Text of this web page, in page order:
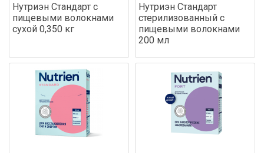
Нутриэн Стандарт с
пищевыми волокнами
сухой 0,350 кг
Нутриэн Стандарт
стерилизованный с
пищевыми волокнами
200 мл